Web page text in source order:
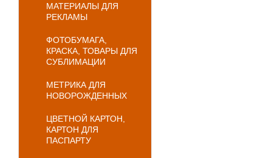
МАТЕРИАЛЫ ДЛЯ
РЕКЛАМЫ
ФОТОБУМАГА,
КРАСКА, ТОВАРЫ ДЛЯ
СУБЛИМАЦИИ
МЕТРИКА ДЛЯ
НОВОРОЖДЕННЫХ
ЦВЕТНОЙ КАРТОН,
КАРТОН ДЛЯ
ПАСПАРТУ